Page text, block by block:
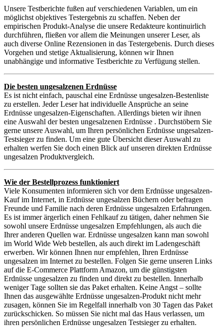
Unsere Testberichte fußen auf verschiedenen Variablen, um ein
möglichst objektives Testergebnis zu schaffen. Neben der
empirischen Produkt-Analyse die unsere Redakteure kontinuirlich
durchführen, fließen vor allem die Meinungen unserer Leser, als
auch diverse Online Rezensionen in das Testergebenis. Durch dieses
Vorgehen und stetige Aktualisierung, können wir Ihnen
unabhängige und informative Testberichte zu Verfügung stellen.
Die besten ungesalzenen Erdnüsse
Es ist nicht einfach, pauschal eine Erdnüsse ungesalzen-Bestenliste
zu erstellen. Jeder Leser hat individuelle Ansprüche an seine
Erdnüsse ungesalzen-Eigenschaften. Allerdings bieten wir ihnen
eine Auswahl der besten ungesalzenen Erdnüsse . Durchstöbern Sie
gerne unsere Auswahl, um Ihren persönlichen Erdnüsse ungesalzen-
Testsieger zu finden. Um eine gute Übersicht dieser Auswahl zu
erhalten werfen Sie doch einen Blick auf unseren direkten Erdnüsse
ungesalzen Produktvergleich.
Wie der Bestellprozess funktioniert
Viele Konsumenten informieren sich vor dem Erdnüsse ungesalzen-
Kauf im Internet, in Erdnüsse ungesalzen Büchern oder befragen
Freunde und Familie nach deren Erdnüsse ungesalzen Erfahrungen.
Es ist immer ärgerlich einen Fehlkauf zu tätigen, daher nehmen Sie
sowohl unsere Erdnüsse ungesalzen Empfehlungen, als auch die
Ihrer anderen Quellen war. Erdnüsse ungesalzen kann man sowohl
im World Wide Web bestellen, als auch direkt im Ladengeschäft
erwerben. Wir können Ihnen nur empfehlen, Ihren Erdnüsse
ungesalzen im Internet zu bestellen. Folgen Sie gerne unseren Links
auf die E-Commerce Plattform Amazon, um die günstigsten
Erdnüsse ungesalzen zu finden und direkt zu bestellen. Innerhalb
weniger Tage sollten sie das Paket erhalten. Keine Angst – sollte
Ihnen das ausgewählte Erdnüsse ungesalzen-Produkt nicht mehr
zusagen, können Sie im Regelfall innerhalb von 30 Tagen das Paket
zurückschicken. So müssen Sie nicht mal das Haus verlassen, um
ihren persönlichen Erdnüsse ungesalzen Testsieger zu erhalten.